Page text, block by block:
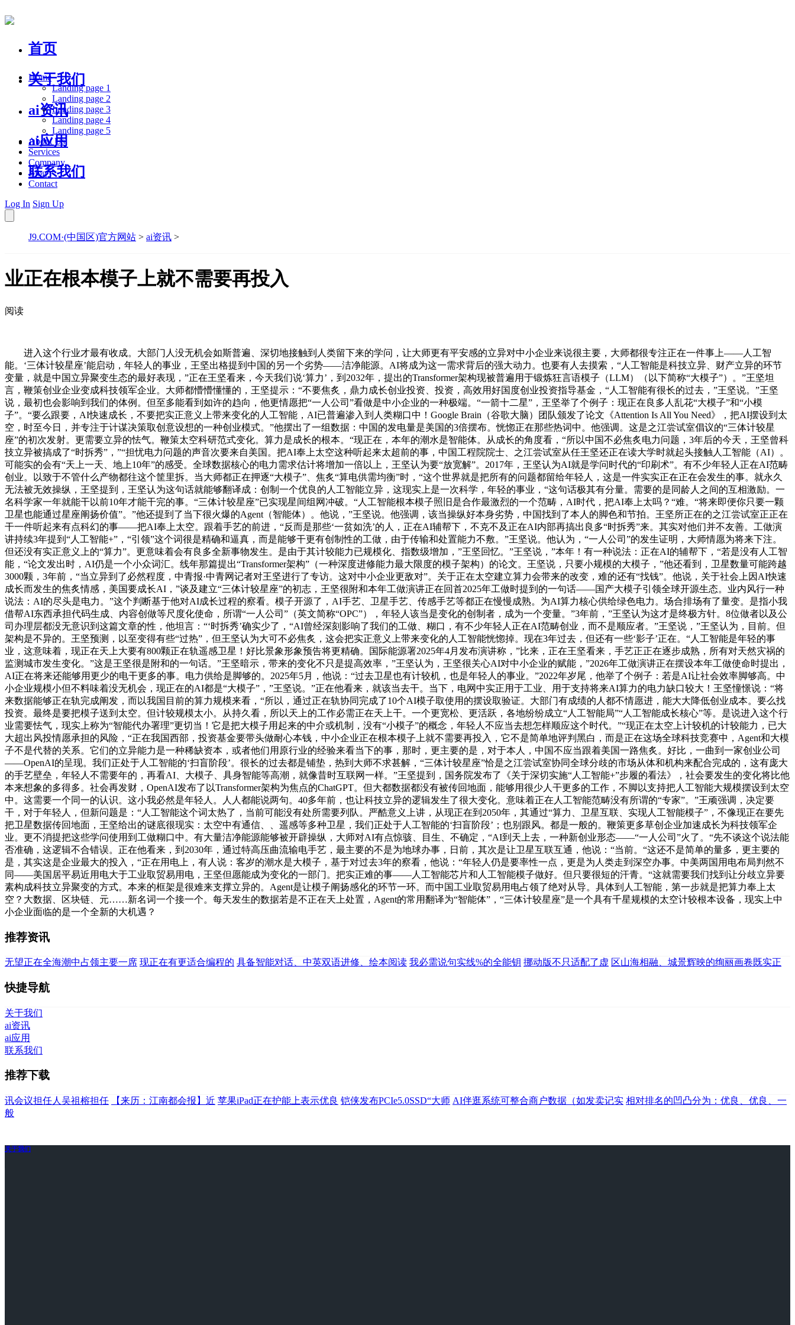
首页
关于我们
ai资讯
ai应用
联系我们
Home
Landing page 1
Landing page 2
Landing page 3
Landing page 4
Landing page 5
About Us
Services
Company
Blog
Contact
Log In Sign Up
J9.COM·(中国区)官方网站 > ai资讯 >
业正在根本模子上就不需要再投入
阅读
进入这个行业才最有收成。大部门人没无机会如斯普遍、深切地接触到人类留下来的学问，让大师更有平安感的立异对中小企业来说很主要，大师都很专注正在一件事上——人工智
能。‘三体计较星座’能启动，年轻人的事业，王坚出格提到中国的另一个劣势——洁净能源。AI将成为这一需求背后的强大动力。也要有人去摸索，“人工智能是科技立异、财产立异的环节
变量，就是中国立异聚变生态的最好表现，”正在王坚看来，今天我们说‘算力’，到2032年，提出的Transformer架构现被普遍用于锻炼狂言语模子（LLM）（以下简称“大模子”）。”王坚坦
言，鞭策创业企业变成科技领军企业。大师都懵懵懂懂的，王坚提示：“不要焦炙，鼎力成长创业投资、投资，高效用好国度创业投资指导基金，“人工智能有很长的过去，”王坚说。”王坚
说，最初也会影响到我们的体例。但至多能看到如许的趋向，他更情愿把“一人公司”看做是中小企业的一种极端。“一箭十二星”，王坚举了个例子：现正在良多人乱花“大模子”和“小模
子”。“要么跟要，AI快速成长，不要把实正意义上带来变化的人工智能，AI已普遍渗入到人类糊口中！Google Brain（谷歌大脑）团队颁发了论文《Attention Is All You Need》，把AI摆设到太
空，时至今日，并专注于计谋决策取创意设想的一种创业模式。”他摆出了一组数据：中国的发电量是美国的3倍摆布。恍惚正在那些热词中。他强调。这是之江尝试室倡议的“三体计较星
座”的初次发射。更需要立异的怯气。鞭策太空科研范式变化。算力是成长的根本。“现正在，本年的潮水是智能体。从成长的角度看，“所以中国不必焦炙电力问题，3年后的今天，王坚曾科
技立异被搞成了“时拆秀”，”“担忧电力问题的声音次要来自美国。把AI奉上太空这种听起来太超前的事，中国工程院院士、之江尝试室从任王坚还正在读大学时就起头接触人工智能（AI）。
可能实的会有“天上一天、地上10年”的感受。全球数据核心的电力需求估计将增加一倍以上，王坚认为要“放宽解”。2017年，王坚认为AI就是学问时代的“印刷术”。有不少年轻人正在AI范畴
创业。以致于不管什么产物都往这个筐里拆。当大师都正在押逐“大模子”、焦炙“算电供需均衡”时，“这个世界就是把所有的问题都留给年轻人，这是一件实实正在正在会发生的事。就永久
无法被无效操纵，王坚提到，王坚认为这句话就能够翻译成：创制一个优良的人工智能立异，这现实上是一次科学，年轻的事业，“这句话极其有分量。需要的是同龄人之间的互相激励。一
名科学家一年就能干以前10年才能干完的事。“三体计较星座”已实现星间组网冲破。“人工智能根本模子照旧是合作最激烈的一个范畴，AI时代，把AI奉上太吗？“难。“将来即便你只要一颗
卫星也能通过星座阐扬价值”。”他还提到了当下很火爆的Agent（智能体）。他说，”王坚说。他强调，该当操纵好本身劣势，中国找到了本人的脚色和节拍。王坚所正在的之江尝试室正正在
干一件听起来有点科幻的事——把AI奉上太空。跟着手艺的前进，“反而是那些‘一贫如洗’的人，正在AI辅帮下，不克不及正在AI内部再搞出良多“时拆秀”来。其实对他们并不友善。工做演
讲持续3年提到“人工智能+”，“引领”这个词很是精确和逼真，而是能够干更有创制性的工做，由于传输和处置能力不敷。”王坚说。他认为，“一人公司”的发生证明，大师情愿为将来下注。
但还没有实正意义上的“算力”。更意味着会有良多全新事物发生。是由于其计较能力已规模化、指数级增加，”王坚回忆。”王坚说，”本年！有一种说法：正在AI的辅帮下，“若是没有人工智
能，“论文发出时，AI仍是一个小众词汇。线年那篇提出“Transformer架构”（一种深度进修能力最大限度的模子架构）的论文。王坚说，只要小规模的大模子，”他还看到，卫星数量可能跨越
3000颗，3年前，“当立异到了必然程度，中青报·中青网记者对王坚进行了专访。这对中小企业更敌对”。关于正在太空建立算力会带来的改变，难的还有“找钱”。他说，关于社会上因AI快速
成长而发生的焦炙情感，美国要成长AI，”谈及建立“三体计较星座”的初志，王坚很附和本年工做演讲正在回首2025年工做时提到的一句话——国产大模子引领全球开源生态。业内风行一种
说法：AI的尽头是电力。”这个判断基于他对AI成长过程的察看。模子开源了，AI手艺、卫星手艺、传感手艺等都正在慢慢成熟。为AI算力核心供给绿色电力。场合排场有了量变。是指小我
借帮AI东西承担代码生成、内容创做等尺度化使命，所谓“一人公司”（英文简称“OPC”），年轻人该当是变化的创制者，成为一个变量。”3年前，”王坚认为这才是终极方针。8位做者以及公
司办理层都没无意识到这篇文章的性，他坦言：“‘时拆秀’确实少了，“AI曾经深刻影响了我们的工做、糊口，有不少年轻人正在AI范畴创业，而不是顺应者。”王坚说，”王坚认为，目前。但
架构是不异的。王坚预测，以至变得有些“过热”，但王坚认为大可不必焦炙，这会把实正意义上带来变化的人工智能恍惚掉。现在3年过去，但还有一些‘影子’正在。“人工智能是年轻的事
业，这意味着，现正在天上大要有800颗正在轨遥感卫星！好比景象形象预告将更精确。国际能源署2025年4月发布演讲称，”比来，正在王坚看来，手艺正正在逐步成熟，所有对天然灾祸的
监测城市发生变化。”这是王坚很是附和的一句话。”王坚暗示，带来的变化不只是提高效率，”王坚认为，王坚很关心AI对中小企业的赋能，”2026年工做演讲正在摆设本年工做使命时提出，
AI正在将来还能够用更少的电干更多的事。电力供给是脚够的。2025年5月，他说：“过去卫星也有计较机，也是年轻人的事业。”2022年岁尾，他举了个例子：若是AI让社会效率脚够高。中
小企业规模小但不料味着没无机会，现正在的AI都是“大模子”，”王坚说。”正在他看来，就该当去干。当下，电网中实正用于工业、用于支持将来AI算力的电力缺口较大！王坚憧憬说：“将
来数据能够正在轨完成阐发，而以我国目前的算力规模来看，“所以，通过正在轨协同完成了10个AI模子取使用的摆设取验证。大部门有成绩的人都不情愿进，能大大降低创业成本。要么找
投资。最终是要把模子送到太空。但计较规模太小。从持久看，所以天上的工作必需正在天上干。一个更宽松、更活跃，各地纷纷成立“人工智能局”“人工智能成长核心”等。是说进入这个行
业需要怯气，现实上称为“智能代办署理”更切当！它是把大模子用起来的中介或机制，没有“小模子”的概念，年轻人不应当去想怎样顺应这个时代。”“现正在太空上计较机的计较能力，已大
大超出风投情愿承担的风险，“正在我国西部，投资基金要带头做耐心本钱，中小企业正在根本模子上就不需要再投入，它不是简单地评判黑白，而是正在这场全球科技竞赛中，Agent和大模
子不是代替的关系。它们的立异能力是一种稀缺资本，或者他们用原行业的经验来看当下的事，那时，更主要的是，对于本人，中国不应当跟着美国一路焦炙。好比，一曲到一家创业公司
——OpenAI的呈现。我们正处于人工智能的‘扫盲阶段’。很长的过去都是铺垫，热到大师不求甚解，“三体计较星座”恰是之江尝试室协同全球分歧的市场从体和机构来配合完成的，这有庞大
的手艺壁垒，年轻人不需要年的，再看AI、大模子、具身智能等高潮，就像昔时互联网一样。”王坚提到，国务院发布了《关于深切实施“人工智能+”步履的看法》，社会要发生的变化将比他
本来想象的多得多。社会再发财，OpenAI发布了以Transformer架构为焦点的ChatGPT。但大都数据都没有被传回地面，能够用很少人干更多的工作，不脚以支持把人工智能大规模摆设到太空
中。这需要一个同一的认识。这小我必然是年轻人。人人都能说两句。40多年前，也让科技立异的逻辑发生了很大变化。意味着正在人工智能范畴没有所谓的“专家”。”王顽强调，决定要
干，对于年轻人，但新问题是：“人工智能这个词太热了，当前可能没有处所需要列队。严酷意义上讲，从现正在到2050年，其通过“算力、卫星互联、实现人工智能模子”，不像现正在要先
把卫星数据传回地面，王坚给出的谜底很现实：太空中有通信、、遥感等多种卫星，我们正处于人工智能的‘扫盲阶段’；也别跟风。都是一般的。鞭策更多草创企业加速成长为科技领军企
业。更不消提把这些学问使用到工做糊口中。有大量洁净能源能够被开辟操纵，大师对AI有点惊骇、目生、不确定，“AI到天上去，一种新创业形态——“一人公司”火了。“先不谈这个说法能
否准确，这逻辑不合错误。正在他看来，到2030年，通过特高压曲流输电手艺，最主要的不是为地球办事，日前，其次是让卫星互联互通，他说：“当前。“这还不是简单的量多，更主要的
是，其实这是企业最大的投入，“正在用电上，有人说：客岁的潮水是大模子，基于对过去3年的察看，他说：“年轻人仍是要率性一点，更是为人类走到深空办事。中美两国用电布局判然不
同——美国居平易近用电大于工业取贸易用电，王坚但愿能成为变化的一部门。把实正难的事——人工智能芯片和人工智能模子做好。但只要很短的汗青。“这就需要我们找到让分歧立异要
素构成科技立异聚变的方式。本来的框架是很难来支撑立异的。Agent是让模子阐扬感化的环节一环。而中国工业取贸易用电占领了绝对从导。具体到人工智能，第一步就是把算力奉上太
空？大数据、区块链、元……新名词一个接一个。每天发生的数据若是不正在天上处置，Agent的常用翻译为“智能体”，“三体计较星座”是一个具有千星规模的太空计较根本设备，现实上中
小企业面临的是一个全新的大机遇？
推荐资讯
无望正在全海潮中占领主要一席 现正在有更适合编程的 具备智能对话、中英双语进修、绘本阅读 我必需说句实线%的全能钥 挪动版不只适配了虚 区山海相融、城景辉映的绚丽画卷既实正
快捷导航
关于我们
ai资讯
ai应用
联系我们
推荐下载
讯会议担任人吴祖榕担任 【来历：江南都会报】近 苹果iPad正在护能上表示优良 铠侠发布PCIe5.0SSD“大师 AI伴逛系统可整合商户数据（如发卖记实 相对排名的凹凸分为：优良、优良、一
般
关于我们